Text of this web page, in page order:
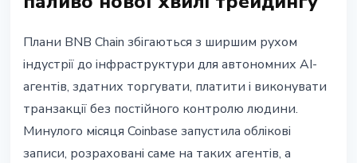
Плани BNB Chain збігаються з ширшим рухом
індустрії до інфраструктури для автономних AI-
агентів, здатних торгувати, платити і виконувати
транзакції без постійного контролю людини.
Минулого місяця Coinbase запустила облікові
записи, розраховані саме на таких агентів, а